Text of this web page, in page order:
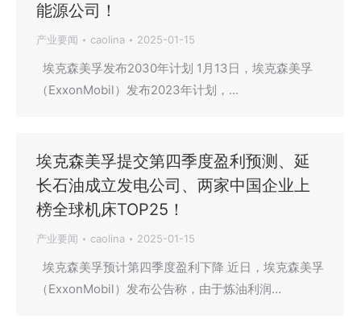
能源公司！
产业要闻 caolina 2025-01-15
埃克森美孚发布2030年计划 1月13日，埃克森美孚
（ExxonMobil）发布2023年计划，…
埃克森美孚提交第四季度盈利预测、延
长石油成立发电公司、两家中国企业上
榜全球机床TOP25！
产业要闻 caolina 2025-01-15
埃克森美孚预计第四季度盈利下降 近日，埃克森美孚
（ExxonMobil）发布公告称，由于炼油利润…